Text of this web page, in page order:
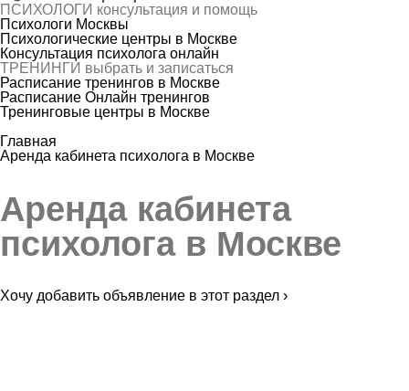
ПСИХОЛОГИ консультация и помощь
Психологи Москвы
Психологические центры в Москве
Консультация психолога онлайн
ТРЕНИНГИ выбрать и записаться
Расписание тренингов в Москве
Расписание Онлайн тренингов
Тренинговые центры в Москве
Главная
Аренда кабинета психолога в Москве
Аренда кабинета
психолога в Москве
Хочу добавить объявление в этот раздел ›